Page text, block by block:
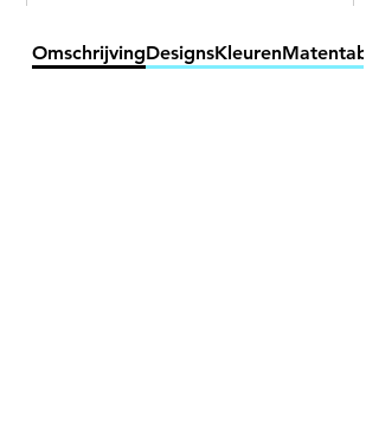
OmschrijvingDesignsKleurenMatentabel